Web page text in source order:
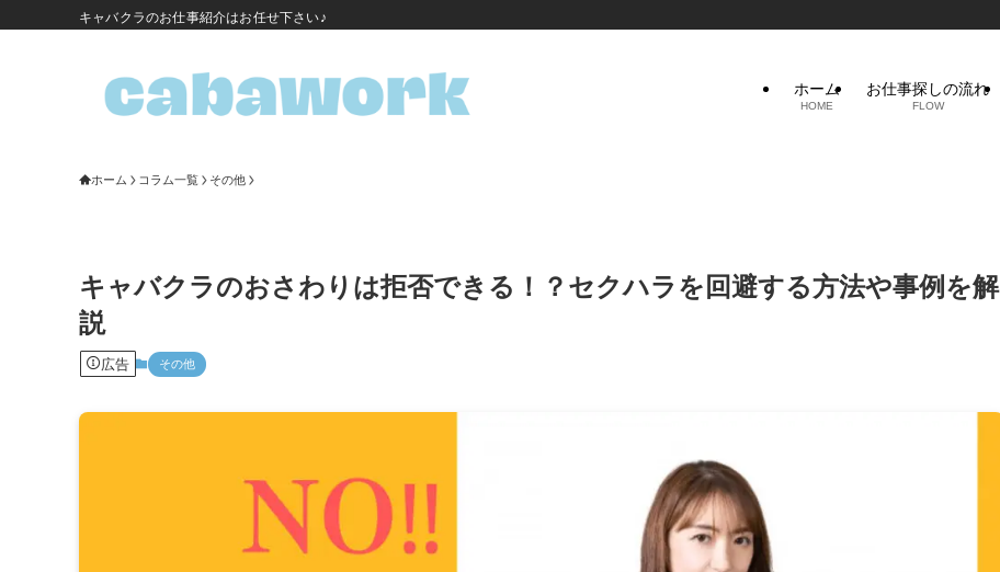
キャバクラのお仕事紹介はお任せ下さい♪
ホーム
HOME
お仕事探しの流れ
FLOW
ホーム コラム一覧 その他
キャバクラのおさわりは拒否できる！？セクハラを回避する方法や事例を解
説
広告 その他